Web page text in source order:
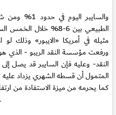
والسايبر
الطبيعي بين 6-8%
مثيله في أمريكا «الايبور» وذلك
ورفعت مؤسسة النقد الريبو -
المتمول أن قسطه الشهري يزداد عليه
كما يحرمه من ميزة الاستفادة من
التمويل لو كان تمويله ثابت الفائدة.